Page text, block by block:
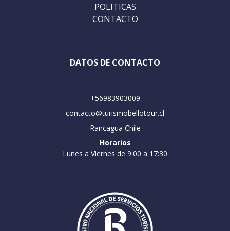
POLITICAS
CONTACTO
DATOS DE CONTACTO
+56983903009
contacto@turismobellotour.cl
Rancagua Chile
Horarios
Lunes a Viernes de 9:00 a 17:30